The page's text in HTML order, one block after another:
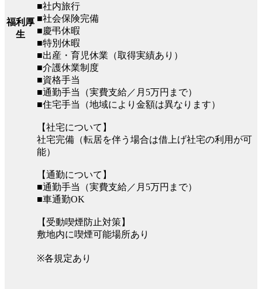
福利厚
生
■社内旅行
■社会保険完備
■慶弔休暇
■特別休暇
■出産・育児休業（取得実績あり）
■介護休業制度
■資格手当
■通勤手当（実費支給／月5万円まで）
■住宅手当（地域により金額は異なります）
【社宅について】
社宅完備（転居を伴う場合は借上げ社宅の利用が可
能）
【通勤について】
■通勤手当（実費支給／月5万円まで）
■車通勤OK
【受動喫煙防止対策】
敷地内に喫煙可能場所あり
※各規定あり